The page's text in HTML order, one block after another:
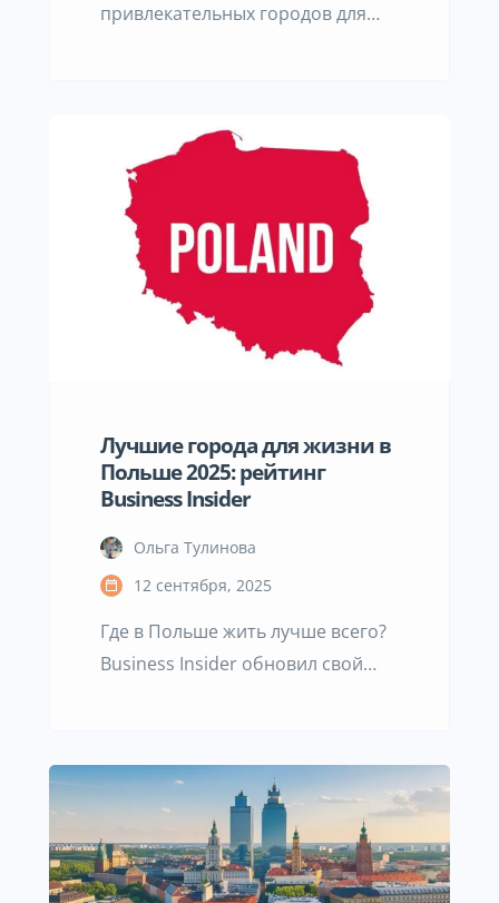
привлекательных городов для
культурных возможностей, а
также разнообразие жилой
застройки — от современных
комплексов до уютных
исторических кварталов. Однако
выбор подходящего района
имеет решающее значение:
именно он определяет комфорт
дорогу и качество окружающей
среды. […]
Лучшие города для жизни в
Польше 2025: рейтинг
Business Insider
Ольга Тулинова
12 сентября, 2025
Где в Польше жить лучше всего?
Business Insider обновил свой
крупнейших городов страны — и
не только по уровню зарплат или
цен на жильё. Важными
оказались и факторы, которые
напрямую влияют на